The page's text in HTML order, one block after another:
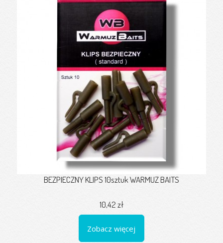
BEZPIECZNY KLIPS 10sztuk WARMUZ BAITS
10,42 zł
Zobacz więcej